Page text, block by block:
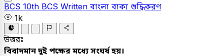
BCS 10th BCS Written বাংলা বাক্য শুদ্ধিকরণ
1k
উত্তরঃ
বিবাদমান দুই পক্ষের মধ্যে সংঘর্ষ হয়।